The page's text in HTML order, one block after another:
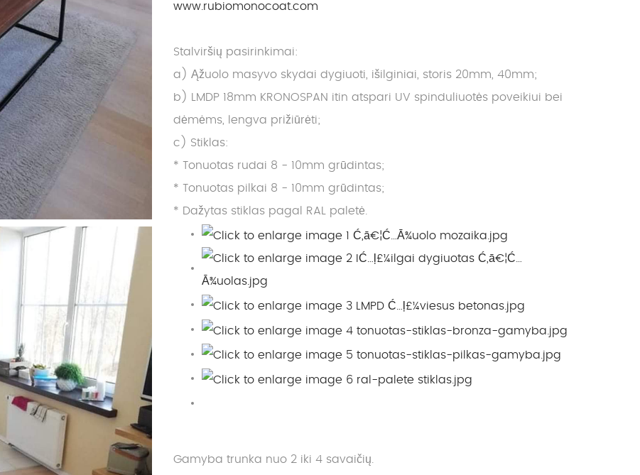
www.rubiomonocoat.com
Stalviršių pasirinkimai:
a) Ąžuolo masyvo skydai dygiuoti, išilginiai, storis 20mm, 40mm;
b) LMDP 18mm KRONOSPAN itin atspari UV spinduliuotės poveikiui bei
dėmėms, lengva prižiūrėti;
c) Stiklas:
* Tonuotas rudai 8 - 10mm grūdintas;
* Tonuotas pilkai 8 - 10mm grūdintas;
* Dažytas stiklas pagal RAL paletė.
Gamyba trunka nuo 2 iki 4 savaičių.